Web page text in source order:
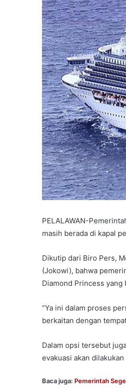
PELALAWAN-
masih berada di kapal
Dikutip dari Biro Pers,
(Jokowi), bahwa
Diamond Princess yang
“Ya ini dalam proses
berkaitan dengan
Dalam opsi tersebut
evakuasi akan
Baca juga: Pemerintah